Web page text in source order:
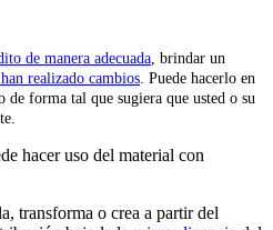
de manera adecuada, brindar un
realizado cambios. Puede hacerlo en
forma tal que sugiera que usted o su
hacer uso del material con
transforma o crea a partir del